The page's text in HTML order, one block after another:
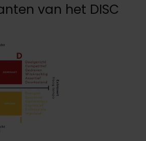
van het DISC